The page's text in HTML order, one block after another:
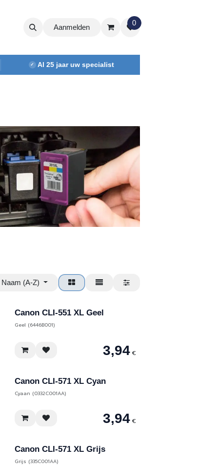
Aanmelden
0
✓ Al 25 jaar uw specialist
Naam (A-Z)
Canon CLI-551 XL Geel
Geel (6446B001)
3,94 €
Canon CLI-571 XL Cyan
Cyaan (0332C001AA)
3,94 €
Canon CLI-571 XL Grijs
Grijs (335C001AA)